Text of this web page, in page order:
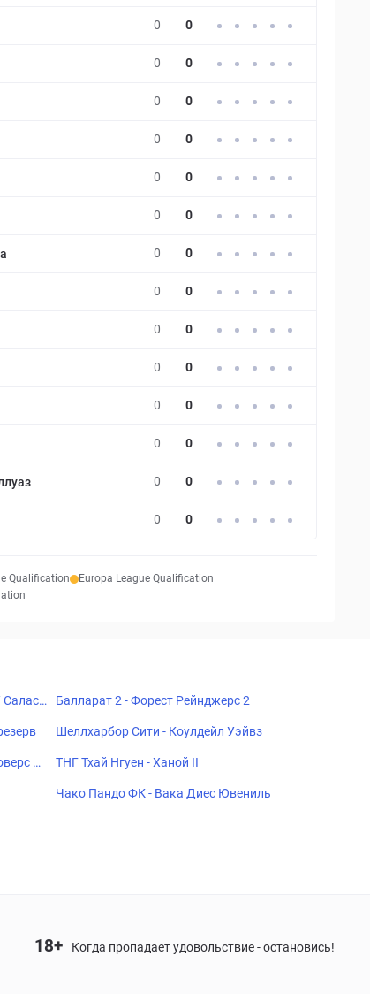
0 0
0 0
0 0
0 0
0 0
0 0
0 0
0 0
0 0
0 0
0 0
0 0
0 0
0 0
Qualification
Europa League Qualification
Саласп
Балларат 2 - Форест Рейнджерс 2
Шеллхарбор Сити - Коулдейл Уэйвз
Ф
ТНГ Тхай Нгуен - Ханой II
Чако Пандо ФК - Вака Диес Ювениль
18+ Когда пропадает удовольствие - остановись!